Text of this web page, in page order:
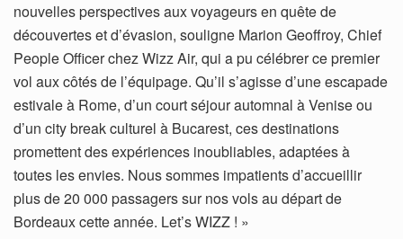
nouvelles perspectives aux voyageurs en quête de
découvertes et d’évasion, souligne Marion Geoffroy, Chief
People Officer chez Wizz Air, qui a pu célébrer ce premier
vol aux côtés de l’équipage. Qu’il s’agisse d’une escapade
estivale à Rome, d’un court séjour automnal à Venise ou
d’un city break culturel à Bucarest, ces destinations
promettent des expériences inoubliables, adaptées à
toutes les envies. Nous sommes impatients d’accueillir
plus de 20 000 passagers sur nos vols au départ de
Bordeaux cette année. Let’s WIZZ ! »